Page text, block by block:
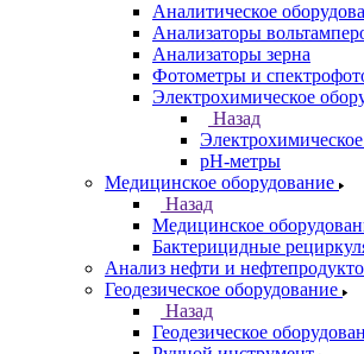
Аналитическое
Анализаторы
Анализаторы зерна
Фотометры и
Электрохимическое
Назад
pH-метры
Медицинское оборудование
Назад
Медицинское
Бактерицидные
Анализ нефти и
Геодезическое оборудование
Назад
Геодезическое